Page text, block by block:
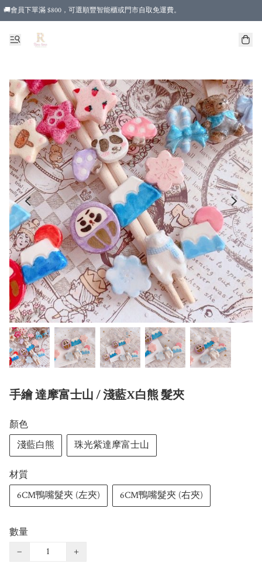
🚚會員下單滿 $800，可選順豐智能櫃或門市自取免運費。
手繪 達摩富士山 / 淺藍X白熊 髮夾
顏色
淺藍白熊
珠光紫達摩富士山
材質
6CM鴨嘴髮夾 (左夾)
6CM鴨嘴髮夾 (右夾)
數量
−
+